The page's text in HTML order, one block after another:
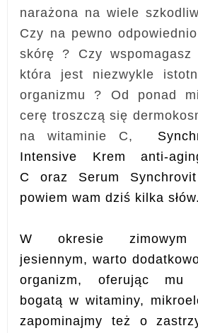
narażona na wiele
Czy na pewno
skórę ? Czy
która jest niezwykle
organizmu ? Od ponad
cerę troszczą się
na witaminie C,
Intensive Krem anti-
Coraz Serum
powiem wam dziś kilka
W okresie
jesiennym,warto
organizm, oferując mu
bogatą w witaminy,
zapominajmy też o